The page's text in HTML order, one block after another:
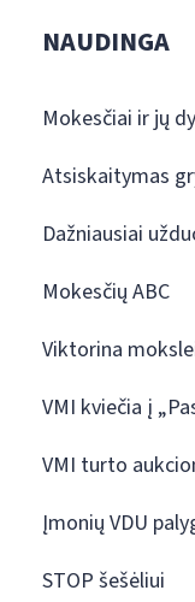
NAUDINGA
Mokesčiai ir jų
Atsiskaitymas
Dažniausiai
Mokesčių ABC
Viktorina
VMI kviečia į
VMI turto
Įmonių VDU
STOP šešėliui